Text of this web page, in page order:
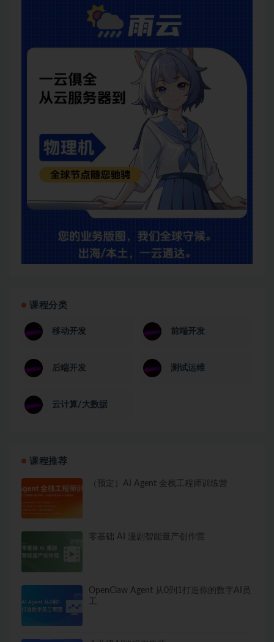
课程分类
移动开发 前端开发
后端开发 测试运维
云计算/大数据
课程推荐
（预定）AI Agent 全栈工程师训练营
零基础 AI 漫剧智能量产创作营
OpenClaw Agent 从0到1打造你的数字AI员
工